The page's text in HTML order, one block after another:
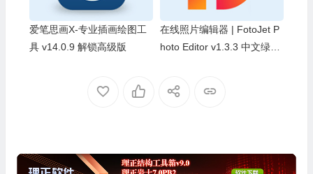
爱笔思画X-专业插画绘图工
具 v14.0.9 解锁高级版
在线照片编辑器 | FotoJet P
hoto Editor v1.3.3 中文绿色